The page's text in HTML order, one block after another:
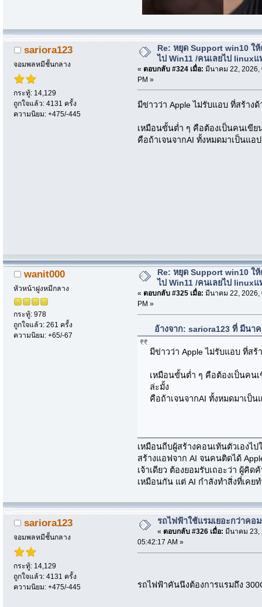
sariora123
จอมพลหมีชั้นกลาง
กระทู้: 14,129
ถูกใจแล้ว: 4131 ครั้ง
ความนิยม: +475/-445
Re: หยุด Support win10 ใ
ไป Win11 /คนเลยไป linuxแ
« ตอบกลับ #324 เมื่อ: มีนาคม 22, 2026,
PM »
มีข่าวว่า Apple ไม่รับแอบ ที่สร้างด้
เหมือนขั้นต่ำ ๆ คือต้องเป็นคนเขี
คือถ้าเจนจากAI ทั้งหมดมาเป็นแอ
wanit000
หัวหน้าฝูงหมีกลาง
กระทู้: 978
ถูกใจแล้ว: 261 ครั้ง
ความนิยม: +65/-67
Re: หยุด Support win10 ใ
ไป Win11 /คนเลยไป linuxแ
« ตอบกลับ #325 เมื่อ: มีนาคม 22, 2026,
PM »
อ้างจาก: sariora123 ที่ มีนา
มีข่าวว่า Apple ไม่รับแอบ ที่สร้
เหมือนขั้นต่ำ ๆ คือต้องเป็นคน
ล่ะมั้ง
คือถ้าเจนจากAI ทั้งหมดมาเป็
เหมือนถีบผู้สร้างคอนเท้นตัวเองไ
สร้างแอฟจาก AI จนคนติดได้
เจ้าเดียว ต้องยอมรับเถอะว่า ผู้คิ
เหมือนกัน แต่ AI กำลังทำสิ่งที่เคย
sariora123
จอมพลหมีชั้นกลาง
กระทู้: 14,129
ถูกใจแล้ว: 4131 ครั้ง
ความนิยม: +475/-445
รถไฟฟ้าใช้แรมเยอะกว่าคอ
« ตอบกลับ #326 เมื่อ: มีนาคม 23,
05:42:17 AM »
รถไฟฟ้าคันนึงต้องการแรมถึง